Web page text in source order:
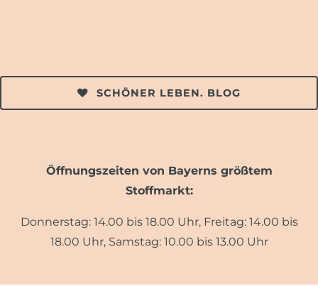
SCHÖNER LEBEN. BLOG
Öffnungszeiten von Bayerns größtem
Stoffmarkt:
Donnerstag: 14.00 bis 18.00 Uhr, Freitag: 14.00 bis
18.00 Uhr, Samstag: 10.00 bis 13.00 Uhr